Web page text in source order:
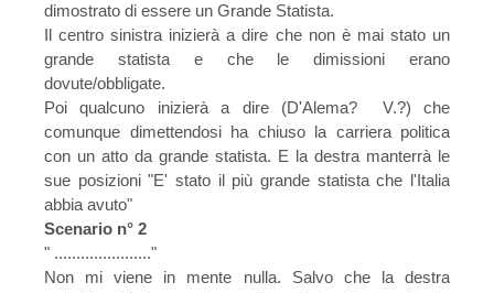
dimostrato di essere un Grande Statista.
Il centro sinistra inizierà a dire che non è mai stato un
grande statista e che le dimissioni erano
dovute/obbligate.
Poi qualcuno inizierà a dire (D'Alema? V.?) che
comunque dimettendosi ha chiuso la carriera politica
con un atto da grande statista. E la destra manterrà le
sue posizioni "E' stato il più grande statista che l'Italia
abbia avuto"
Scenario n° 2
" ......................"
Non mi viene in mente nulla. Salvo che la destra